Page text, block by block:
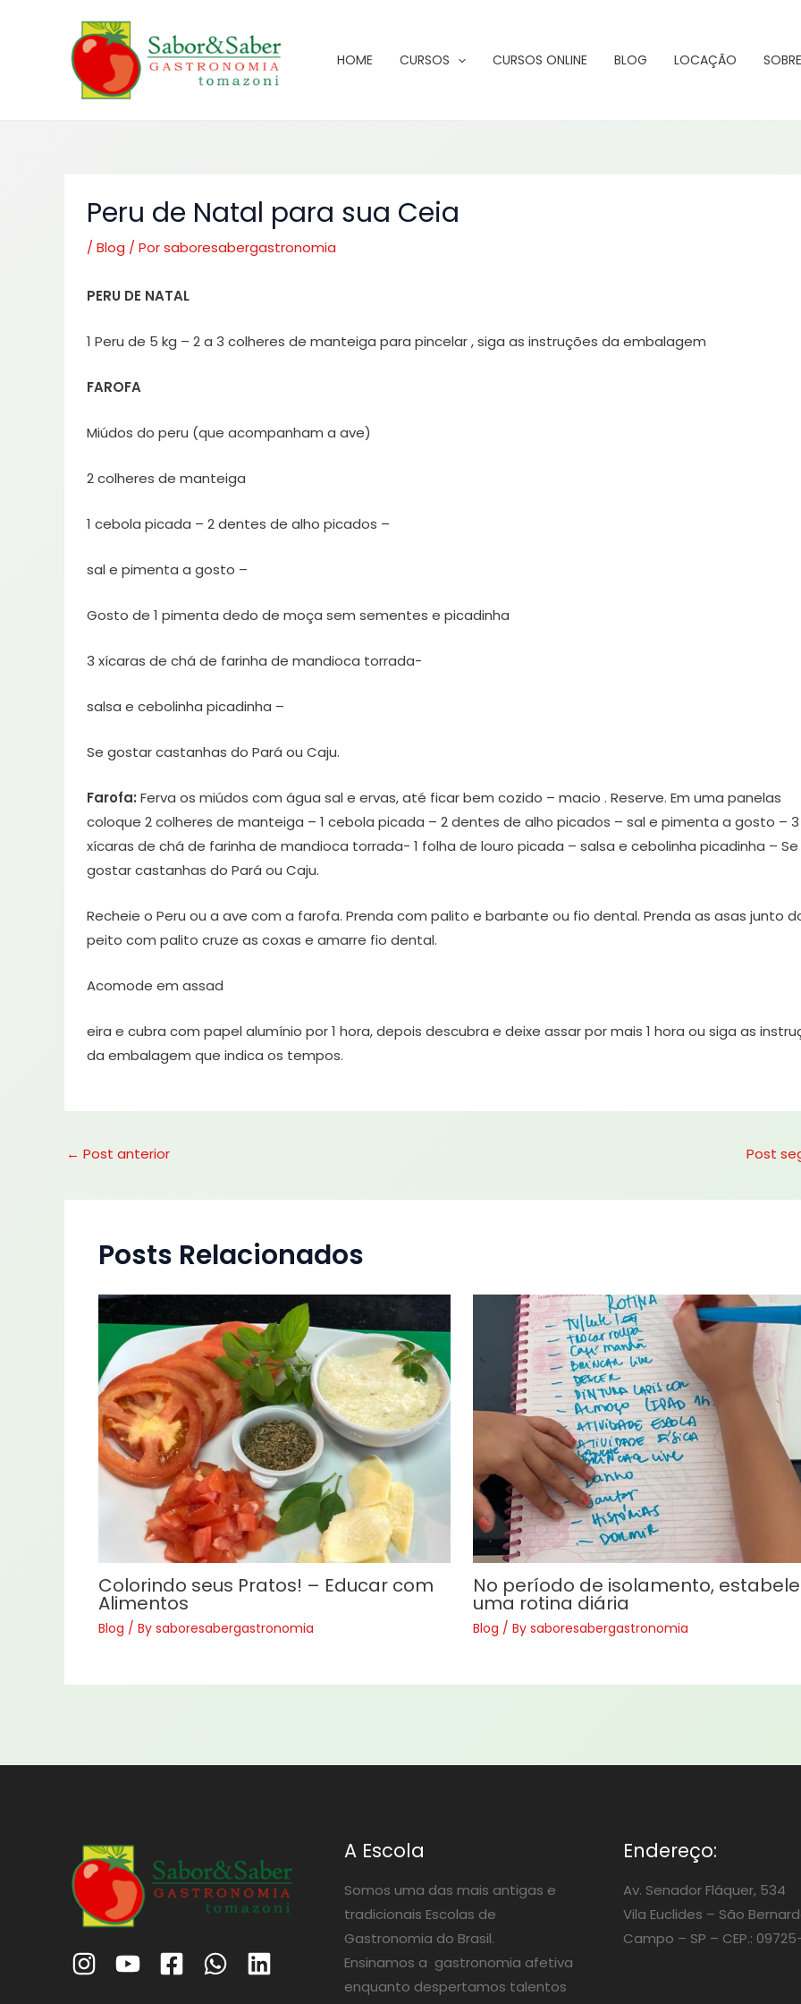
HOME CURSOS CURSOS ONLINE BLOG LOCAÇÃO
Peru de Natal para sua Ceia
/ Blog / Porsaboresabergastronomia
PERU DE NATAL
1 Peru de 5 kg – 2 a 3 colheres de manteiga para pincelar , siga as instruções da embalagem
FAROFA
Miúdos do peru (que acompanham a ave)
2 colheres de manteiga
1 cebola picada – 2 dentes de alho picados –
sal e pimenta a gosto –
Gosto de 1 pimenta dedo de moça sem sementes e picadinha
3 xícaras de chá de farinha de mandioca torrada-
salsa e cebolinha picadinha –
Se gostar castanhas do Pará ou Caju.
Farofa: Ferva os miúdos com água sal e ervas, até ficar bem cozido – macio . Reserve. Em uma panelas
coloque 2 colheres de manteiga – 1 cebola picada – 2 dentes de alho picados – sal e pimenta a gosto – 3
xícaras de chá de farinha de mandioca torrada- 1 folha de louro picada – salsa e cebolinha picadinha – Se
gostar castanhas do Pará ou Caju.
Recheie o Peru ou a ave com a farofa. Prenda com palito e barbante ou fio dental. Prenda as asas junto
peito com palito cruze as coxas e amarre fio dental.
Acomode em assad
eira e cubra com papel alumínio por 1 hora, depois descubra e deixe assar por mais 1 hora ou siga as
da embalagem que indica os tempos.
← Post anterior Post
Posts Relacionados
Colorindo seus Pratos! – Educar com
Alimentos
Blog / By saboresabergastronomia
No período de isolamento,
uma rotina diária
Blog / By saboresabergastronomia
A Escola
Somos uma das mais antigas e
tradicionais Escolas de
Gastronomia do Brasil.
Ensinamos a gastronomia afetiva
enquanto despertamos talentos
Endereço:
Av. Senador Fláquer, 534
Vila Euclides – São
Campo – SP – CEP.: